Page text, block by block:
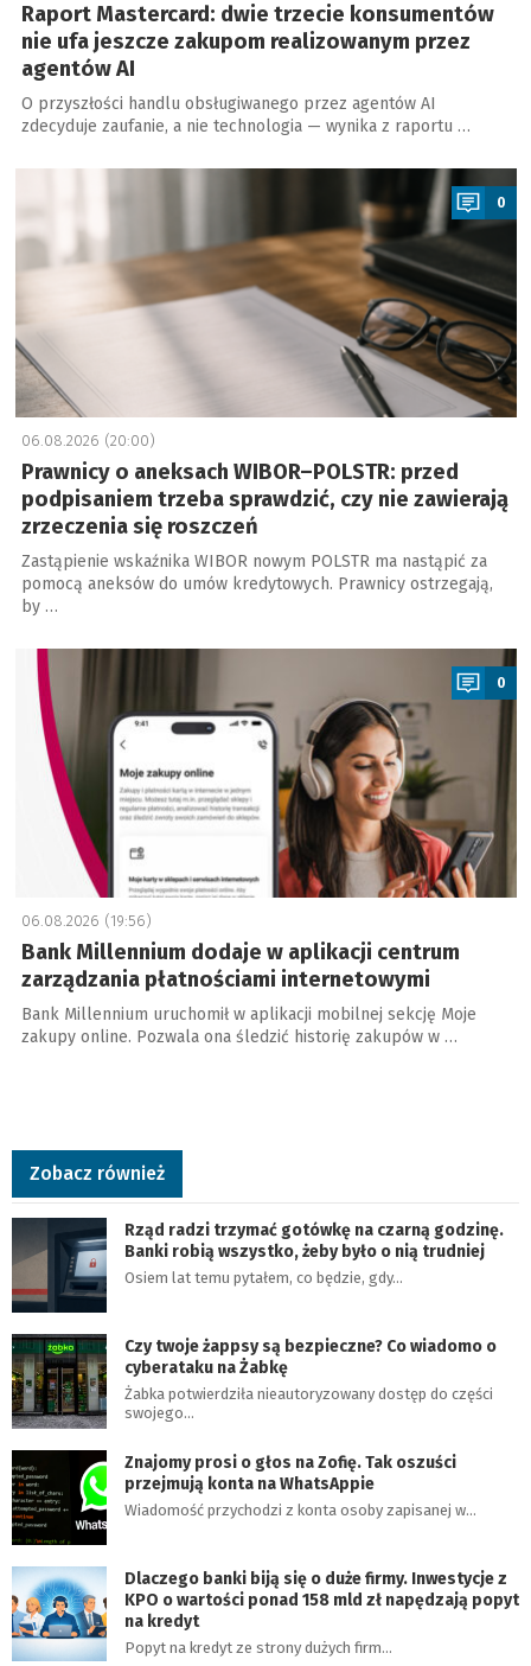
Raport Mastercard: dwie trzecie konsumentów
nie ufa jeszcze zakupom realizowanym przez
agentów AI
O przyszłości handlu obsługiwanego przez agentów AI
zdecyduje zaufanie, a nie technologia — wynika z raportu …
a
0
06.08.2026 (20:00)
Prawnicy o aneksach WIBOR–POLSTR: przed
podpisaniem trzeba sprawdzić, czy nie zawierają
zrzeczenia się roszczeń
Zastąpienie wskaźnika WIBOR nowym POLSTR ma nastąpić za
pomocą aneksów do umów kredytowych. Prawnicy ostrzegają,
by …
0
06.08.2026 (19:56)
Bank Millennium dodaje w aplikacji centrum
zarządzania płatnościami internetowymi
Bank Millennium uruchomił w aplikacji mobilnej sekcję Moje
zakupy online. Pozwala ona śledzić historię zakupów w …
Zobacz również
Rząd radzi trzymać gotówkę na czarną godzinę.
Banki robią wszystko, żeby było o nią trudniej
Osiem lat temu pytałem, co będzie, gdy…
Czy twoje żappsy są bezpieczne? Co wiadomo o
cyberataku na Żabkę
Żabka potwierdziła nieautoryzowany dostęp do części
swojego…
Znajomy prosi o głos na Zofię. Tak oszuści
przejmują konta na WhatsAppie
Wiadomość przychodzi z konta osoby zapisanej w…
Dlaczego banki biją się o duże firmy. Inwestycje z
KPO o wartości ponad 158 mld zł napędzają popyt
na kredyt
Popyt na kredyt ze strony dużych firm…